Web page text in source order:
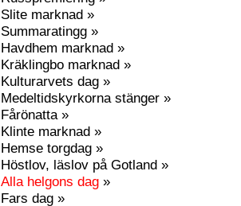
Slite marknad »
Summaratingg »
Havdhem marknad »
Kräklingbo marknad »
Kulturarvets dag »
Medeltidskyrkorna stänger »
Fårönatta »
Klinte marknad »
Hemse torgdag »
Höstlov, läslov på Gotland »
Alla helgons dag »
Fars dag »